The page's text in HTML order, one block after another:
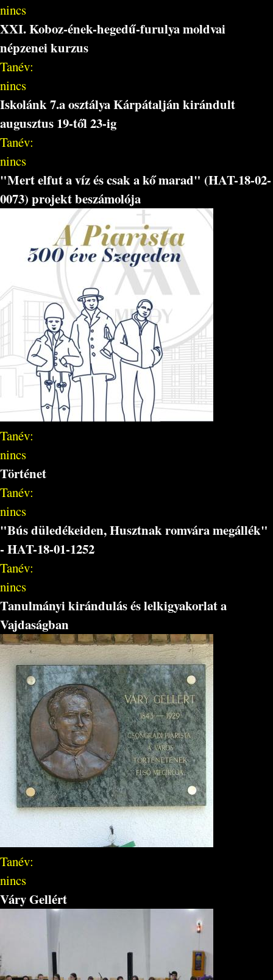
nincs
XXI. Koboz-ének-hegedű-furulya moldvai
népzenei kurzus
Tanév:
nincs
Iskolánk 7.a osztálya Kárpátalján kirándult
augusztus 19-től 23-ig
Tanév:
nincs
"Mert elfut a víz és csak a kő marad" (HAT-18-02-
0073) projekt beszámolója
Tanév:
nincs
Történet
Tanév:
nincs
"Bús düledékeiden, Husztnak romvára megállék"
- HAT-18-01-1252
Tanév:
nincs
Tanulmányi kirándulás és lelkigyakorlat a
Vajdaságban
Tanév:
nincs
Váry Gellért